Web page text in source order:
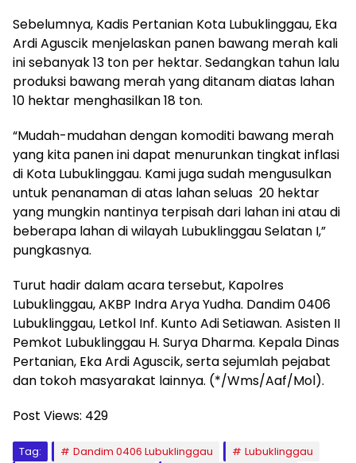
Sebelumnya, Kadis Pertanian Kota Lubuklinggau, Eka
Ardi Aguscik menjelaskan panen bawang merah kali
ini sebanyak 13 ton per hektar. Sedangkan tahun lalu
produksi bawang merah yang ditanam diatas lahan
10 hektar menghasilkan 18 ton.
“Mudah-mudahan dengan komoditi bawang merah
yang kita panen ini dapat menurunkan tingkat inflasi
di Kota Lubuklinggau. Kami juga sudah mengusulkan
untuk penanaman di atas lahan seluas 20 hektar
yang mungkin nantinya terpisah dari lahan ini atau di
beberapa lahan di wilayah Lubuklinggau Selatan I,”
pungkasnya.
Turut hadir dalam acara tersebut, Kapolres
Lubuklinggau, AKBP Indra Arya Yudha. Dandim 0406
Lubuklinggau, Letkol Inf. Kunto Adi Setiawan. Asisten II
Pemkot Lubuklinggau H. Surya Dharma. Kepala Dinas
Pertanian, Eka Ardi Aguscik, serta sejumlah pejabat
dan tokoh masyarakat lainnya. (*/Wms/Aaf/Mol).
Post Views: 429
Tag: Dandim 0406 Lubuklinggau
Lubuklinggau